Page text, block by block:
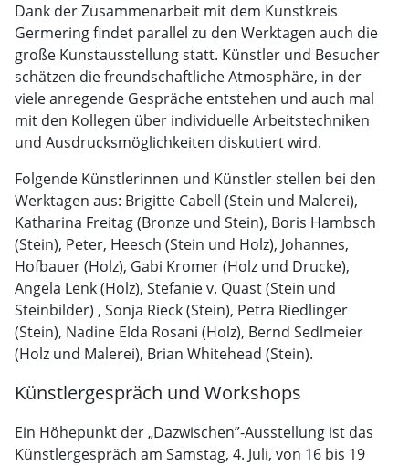
Dank der Zusammenarbeit mit dem Kunstkreis
Germering findet parallel zu den Werktagen auch die
große Kunstausstellung statt. Künstler und Besucher
schätzen die freundschaftliche Atmosphäre, in der
viele anregende Gespräche entstehen und auch mal
mit den Kollegen über individuelle Arbeitstechniken
und Ausdrucksmöglichkeiten diskutiert wird.
Folgende Künstlerinnen und Künstler stellen bei den
Werktagen aus: Brigitte Cabell (Stein und Malerei),
Katharina Freitag (Bronze und Stein), Boris Hambsch
(Stein), Peter, Heesch (Stein und Holz), Johannes,
Hofbauer (Holz), Gabi Kromer (Holz und Drucke),
Angela Lenk (Holz), Stefanie v. Quast (Stein und
Steinbilder) , Sonja Rieck (Stein), Petra Riedlinger
(Stein), Nadine Elda Rosani (Holz), Bernd Sedlmeier
(Holz und Malerei), Brian Whitehead (Stein).
Künstlergespräch und Workshops
Ein Höhepunkt der „Dazwischen”-Ausstellung ist das
Künstlergespräch am Samstag, 4. Juli, von 16 bis 19